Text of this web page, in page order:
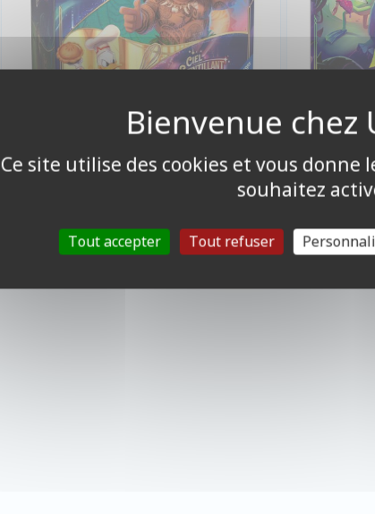
49,90 €
Disponible
Ce site utilise des cookies et vous donne
souhaitez
Tout accepter Tout refuser